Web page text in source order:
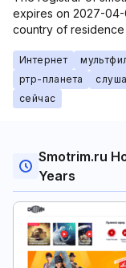
expires on 2027-04-
country of residence
Интернет
ртр-планета
сейчас
Smotrim.ru
Years